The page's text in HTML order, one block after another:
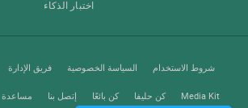
اختبار الذكاء
شروط الاستخدام السياسة الخصوصية فريق الإدارة
Media Kit كن حليفا كن بائعًا إتصل بنا مساعدة